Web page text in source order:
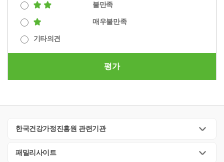
불만족
매우불만족
기타의견
평가
한국건강가정진흥원 관련기관
패밀리사이트